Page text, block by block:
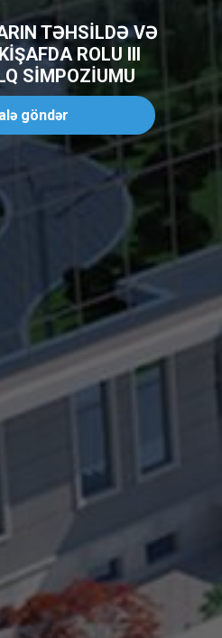
TƏHSİLDƏ VƏ
ROLU III
SİMPOZİUMU
göndər